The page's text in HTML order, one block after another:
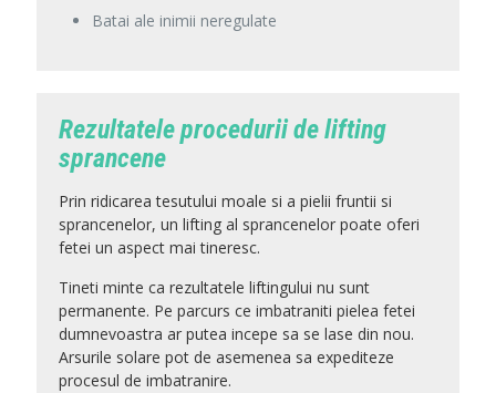
Batai ale inimii neregulate
Rezultatele procedurii de lifting
sprancene
Prin ridicarea tesutului moale si a pielii fruntii si
sprancenelor, un lifting al sprancenelor poate oferi
fetei un aspect mai tineresc.
Tineti minte ca rezultatele liftingului nu sunt
permanente. Pe parcurs ce imbatraniti pielea fetei
dumnevoastra ar putea incepe sa se lase din nou.
Arsurile solare pot de asemenea sa expediteze
procesul de imbatranire.